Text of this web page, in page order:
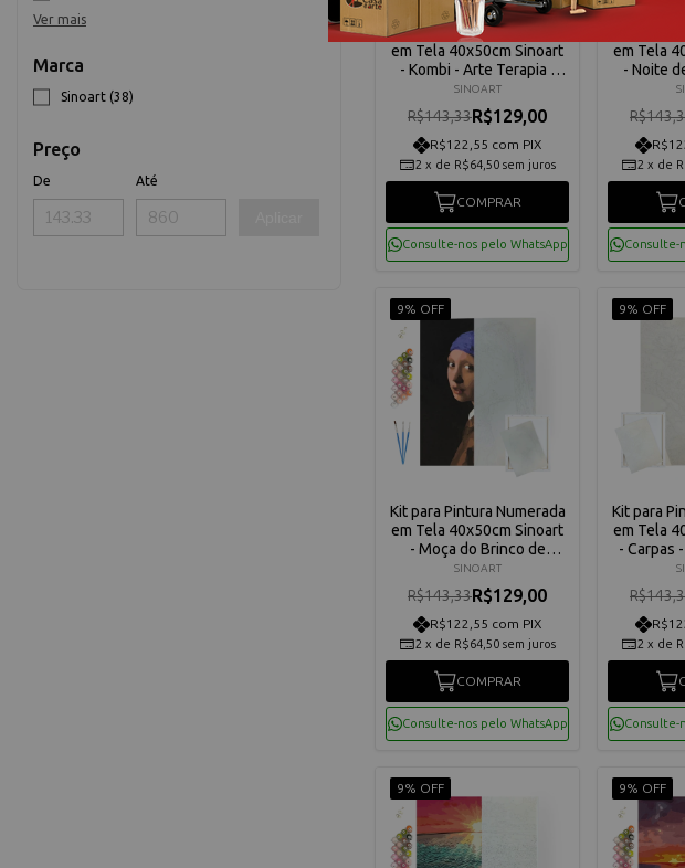
Ver mais
Marca
Sinoart (38)
Preço
De Até
Kit para Pintura Numerada
em Tela 40x50cm Sinoart
- Kombi - Arte Terapia -
C3040-W5291
SINOART
R$143,33R$129,00
R$122,55 com PIX
2 x de R$64,50 sem juros
COMPRAR
Consulte-nos pelo WhatsApp
em Tela
- Noite
Terapia -
2 x de
Consulte-
9% OFF
Kit para Pintura Numerada
em Tela 40x50cm Sinoart
- Moça do Brinco de
Peróla - Arte Terapia -
C3040-W5571
SINOART
R$143,33R$129,00
R$122,55 com PIX
2 x de R$64,50 sem juros
COMPRAR
Consulte-nos pelo WhatsApp
9% OFF
Kit para
em Tela
- Carpas
2 x de
Consulte-
9% OFF 9% OFF